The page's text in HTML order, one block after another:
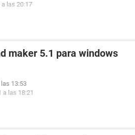
a las 20:17
maker 5.1 para windows
13:53
a las 18:21